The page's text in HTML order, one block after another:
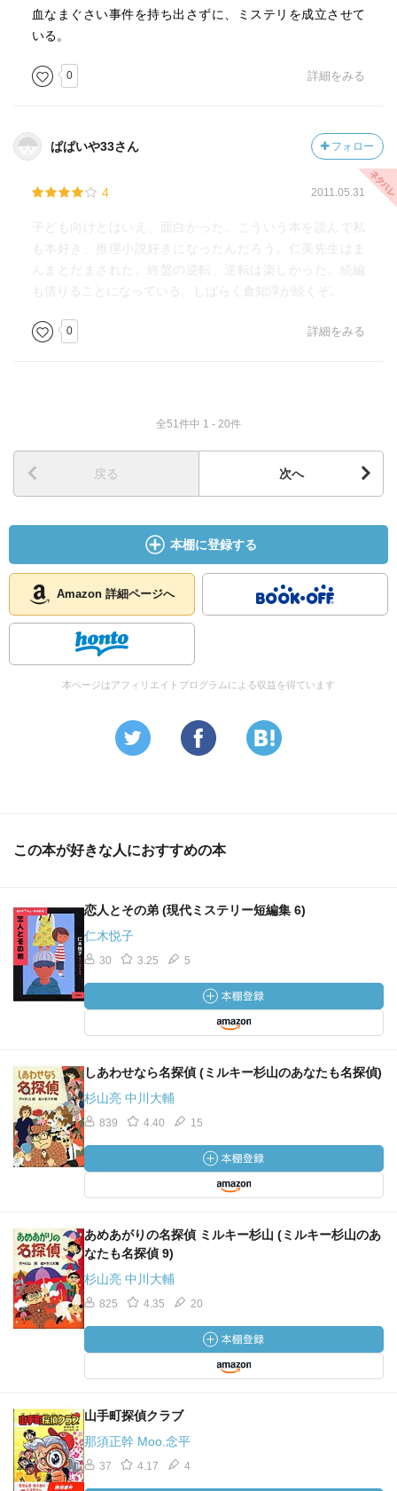
血なまぐさい事件を持ち出さずに、ミステリを成立させて
いる。
0 詳細をみる
ぱぱいや33さん フォロー
4 2011.05.31
子ども向けとはいえ、面白かった。こういう本を読んで私
も本好き、推理小説好きになったんだろう。仁美先生はま
んまとだまされた。終盤の逆転、逆転は楽しかった。続編
も借りることになっている。しばらく倉知淳が続くぞ。
0 詳細をみる
全51件中 1 - 20件
戻る 次へ
本棚に登録する
Amazon 詳細ページへ
本ページはアフィリエイトプログラムによる収益を得ています
この本が好きな人におすすめの本
恋人とその弟 (現代ミステリー短編集 6)
仁木悦子
30 3.25 5
しあわせなら名探偵 (ミルキー杉山のあなたも名探偵)
杉山亮 中川大輔
839 4.40 15
あめあがりの名探偵 ミルキー杉山 (ミルキー杉山のあ
なたも名探偵 9)
杉山亮 中川大輔
825 4.35 20
山手町探偵クラブ
那須正幹 Moo.念平
37 4.17 4